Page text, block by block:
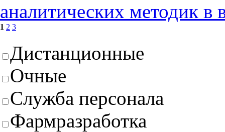
аналитических методик в
1 2 3
Дистанционные
Очные
Служба персонала
Фармразработка